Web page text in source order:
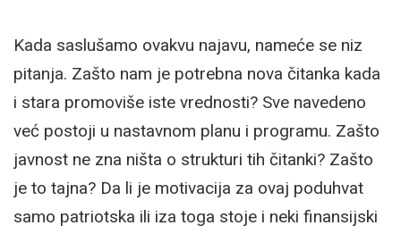
Kada saslušamo ovakvu najavu, nameće se niz
pitanja. Zašto nam je potrebna nova čitanka kada
i stara promoviše iste vrednosti? Sve navedeno
već postoji u nastavnom planu i programu. Zašto
javnost ne zna ništa o strukturi tih čitanki? Zašto
je to tajna? Da li je motivacija za ovaj poduhvat
samo patriotska ili iza toga stoje i neki finansijski